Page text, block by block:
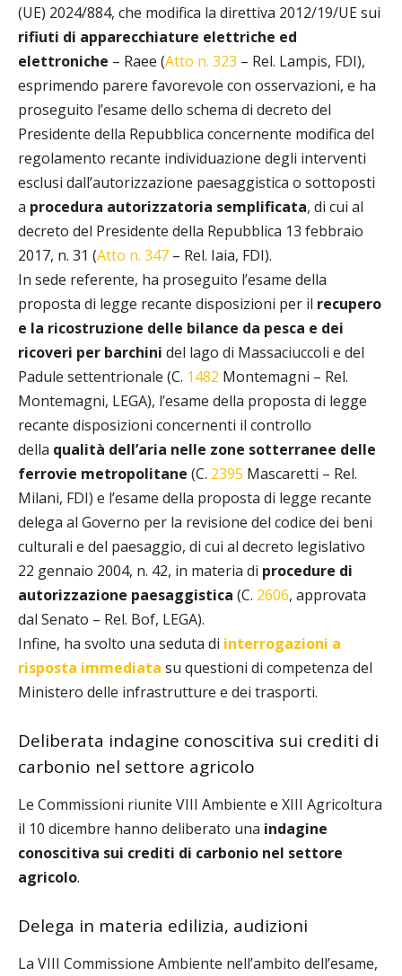
(UE) 2024/884, che modifica la direttiva 2012/19/UE sui
rifiuti di apparecchiature elettriche ed
elettroniche – Raee (Atto n. 323 – Rel. Lampis, FDI),
esprimendo parere favorevole con osservazioni, e ha
proseguito l’esame dello schema di decreto del
Presidente della Repubblica concernente modifica del
regolamento recante individuazione degli interventi
esclusi dall’autorizzazione paesaggistica o sottoposti
a procedura autorizzatoria semplificata, di cui al
decreto del Presidente della Repubblica 13 febbraio
2017, n. 31 (Atto n. 347 – Rel. Iaia, FDI).
In sede referente, ha proseguito l’esame della
proposta di legge recante disposizioni per il recupero
e la ricostruzione delle bilance da pesca e dei
ricoveri per barchini del lago di Massaciuccoli e del
Padule settentrionale (C. 1482 Montemagni – Rel.
Montemagni, LEGA), l’esame della proposta di legge
recante disposizioni concernenti il controllo
della qualità dell’aria nelle zone sotterranee delle
ferrovie metropolitane (C. 2395 Mascaretti – Rel.
Milani, FDI) e l’esame della proposta di legge recante
delega al Governo per la revisione del codice dei beni
culturali e del paesaggio, di cui al decreto legislativo
22 gennaio 2004, n. 42, in materia di procedure di
autorizzazione paesaggistica (C. 2606, approvata
dal Senato – Rel. Bof, LEGA).
Infine, ha svolto una seduta di interrogazioni a
risposta immediata su questioni di competenza del
Ministero delle infrastrutture e dei trasporti.
Deliberata indagine conoscitiva sui crediti di
carbonio nel settore agricolo
Le Commissioni riunite VIII Ambiente e XIII Agricoltura
il 10 dicembre hanno deliberato una indagine
conoscitiva sui crediti di carbonio nel settore
agricolo.
Delega in materia edilizia, audizioni
La VIII Commissione Ambiente nell’ambito dell’esame,